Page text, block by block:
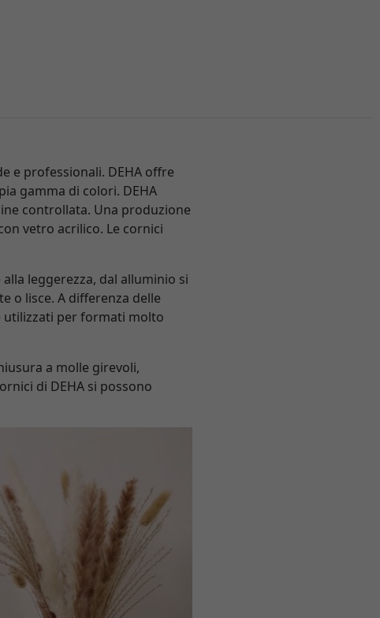
e professionali. DEHA offre
gamma di colori. DEHA
controllata. Una produzione
vetro acrilico. Le cornici
leggerezza, dal alluminio si
o lisce. A differenza delle
utilizzati per formati molto
a molle girevoli,
di DEHA si possono